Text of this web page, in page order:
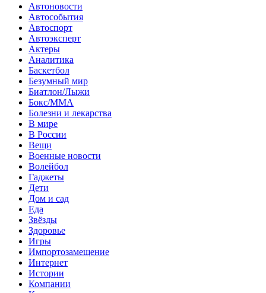
Автоновости
Автособытия
Автоспорт
Автоэксперт
Актеры
Аналитика
Баскетбол
Безумный мир
Биатлон/Лыжи
Бокс/MMA
Болезни и лекарства
В мире
В России
Вещи
Военные новости
Волейбол
Гаджеты
Дети
Дом и сад
Еда
Звёзды
Здоровье
Игры
Импортозамещение
Интернет
Истории
Компании